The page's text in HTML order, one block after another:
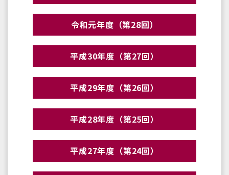
令和元年度（第28回）
平成30年度（第27回）
平成29年度（第26回）
平成28年度（第25回）
平成27年度（第24回）